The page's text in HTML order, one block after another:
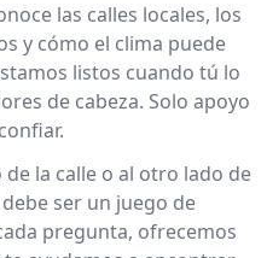
las calles locales, los
y cómo el clima puede
listos cuando tú lo
de cabeza. Solo apoyo
de la calle o al otro lado de
ser un juego de
pregunta, ofrecemos